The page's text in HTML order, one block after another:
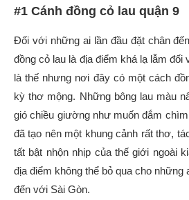
#1 Cánh đồng cỏ lau quận 9
Đối với những ai lần đầu đặt chân
đồng cỏ lau là địa điểm khá lạ lẫm đối
là thế nhưng nơi đây có một cách
kỳ thơ mộng. Những bông lau màu
gió chiều giường như muốn đắm
đã tạo nên một khung cảnh rất thơ,
tất bật nhộn nhịp của thế giới ngoài
địa điểm không thể bỏ qua cho những
đến với Sài Gòn.